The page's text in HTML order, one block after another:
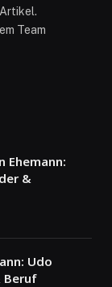
Team
Ehemann:
&
Udo
Beruf